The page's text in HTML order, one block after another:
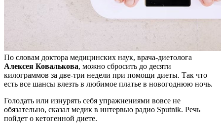
По словам доктора медицинских наук, врача-диетолога
Алексея Ковалькова, можно сбросить до десяти
килограммов за две-три недели при помощи диеты. Так что
есть все шансы влезть в любимое платье в новогоднюю ночь.
Голодать или изнурять себя упражнениями вовсе не
обязательно, сказал медик в интервью радио Sputnik. Речь
пойдет о кетогенной диете.